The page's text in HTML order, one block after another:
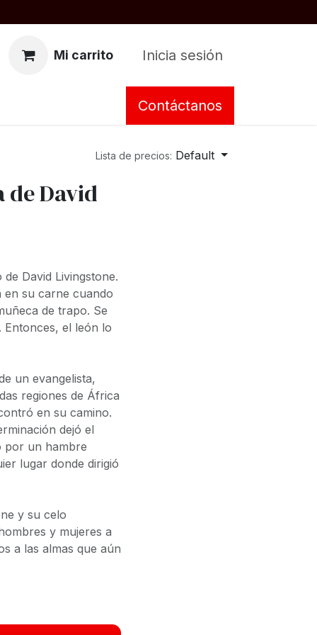
Mi carrito Inicia sesión
Contáctanos
Lista de precios: Default
de David
David Livingstone.
en su carne cuando
de trapo. Se
Entonces, el león lo
un evangelista,
regiones de África
en su camino.
dejó el
por un hambre
lugar donde dirigió
y su celo
y mujeres a
a las almas que aún